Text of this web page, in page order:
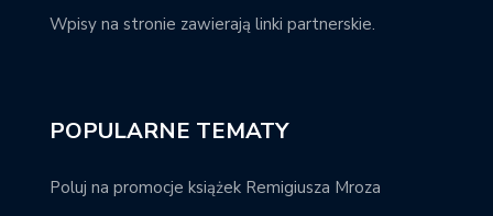
Wpisy na stronie zawierają linki partnerskie.
POPULARNE TEMATY
Poluj na promocje książek Remigiusza Mroza